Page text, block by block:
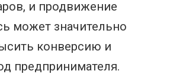
и продвижение
может значительно
конверсию и
предпринимателя.